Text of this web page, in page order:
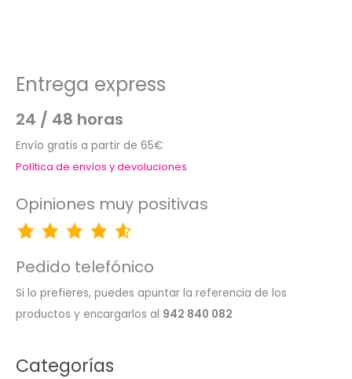
Entrega express
24 / 48 horas
Envío gratis a partir de 65€
Política de envíos y devoluciones
Opiniones muy positivas
Pedido telefónico
Si lo prefieres, puedes apuntar la referencia de los
productos y encargarlos al 942 840 082
Categorías